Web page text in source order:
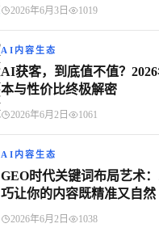
2026年6月3日 1019
AI内容生态
AI获客，到底值不值？
本与性价比终极解密
2026年6月2日 1061
AI内容生态
GEO时代关键词布局艺术
巧让你的内容既精准又自然
2026年6月2日 1038